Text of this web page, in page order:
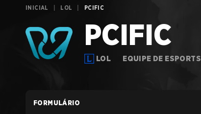
INICIAL LOL PCIFIC
PCIFIC
LOL EQUIPE DE ESPORTS
FORMULÁRIO